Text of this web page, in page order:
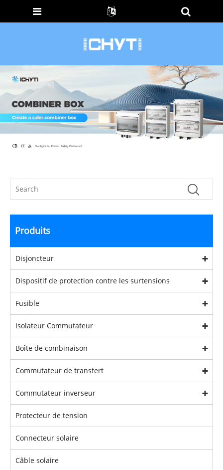
Produits
Disjoncteur
Dispositif de protection contre les surtensions
Fusible
Isolateur Commutateur
Boîte de combinaison
Commutateur de transfert
Commutateur inverseur
Protecteur de tension
Connecteur solaire
Câble solaire